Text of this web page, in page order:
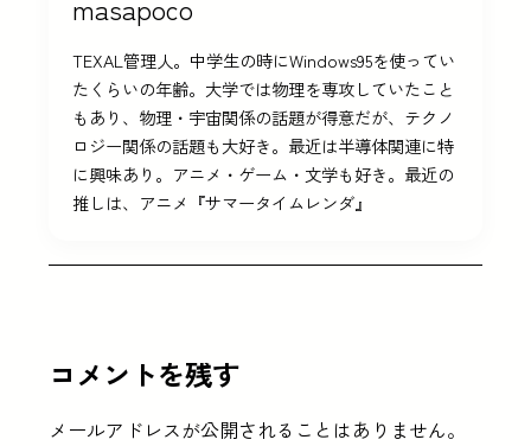
masapoco
TEXAL管理人。中学生の時にWindows95を使ってい
たくらいの年齢。大学では物理を専攻していたこと
もあり、物理・宇宙関係の話題が得意だが、テクノ
ロジー関係の話題も大好き。最近は半導体関連に特
に興味あり。アニメ・ゲーム・文学も好き。最近の
推しは、アニメ『サマータイムレンダ』
コメントを残す
メールアドレスが公開されることはありません。